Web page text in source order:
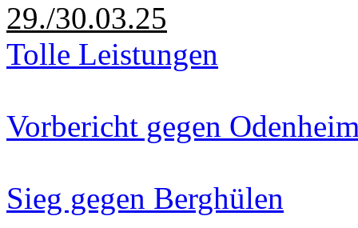
29./30.03.25
Tolle Leistungen
Vorbericht gegen
Sieg gegen Berghülen